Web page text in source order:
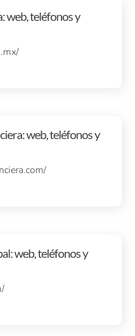
web, teléfonos y
web, teléfonos y
web, teléfonos y